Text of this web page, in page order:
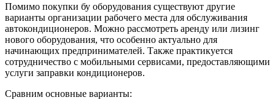
Помимо покупки бу оборудования существуют другие
варианты организации рабочего места для обслуживания
автокондиционеров. Можно рассмотреть аренду или лизинг
нового оборудования, что особенно актуально для
начинающих предпринимателей. Также практикуется
сотрудничество с мобильными сервисами, предоставляющими
услуги заправки кондиционеров.
Сравним основные варианты: